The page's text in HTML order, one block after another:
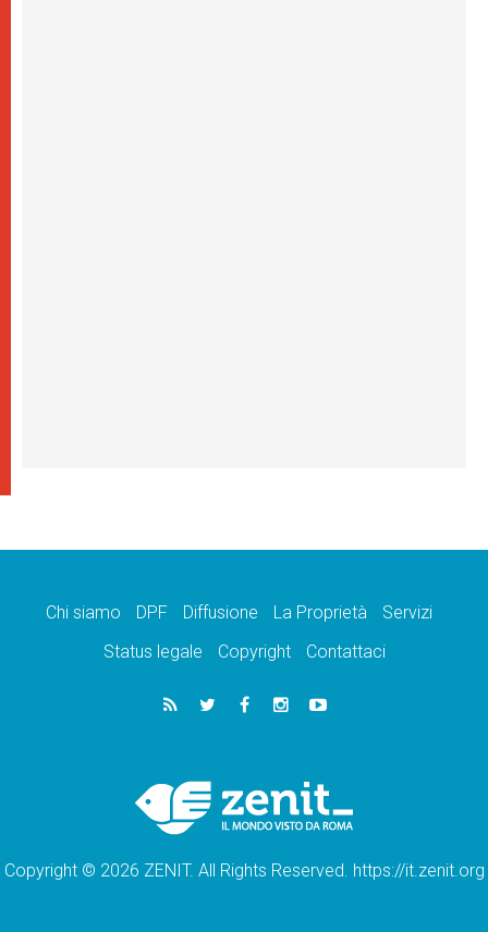
Chi siamo DPF Diffusione La Proprietà
Servizi
Status legale
Copyright Contattaci
Copyright © 2026 ZENIT. All Rights Reserved. https://it.zenit.org